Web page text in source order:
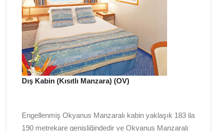
Dış Kabin (Kısıtlı Manzara) (OV)
Engellenmiş Okyanus Manzaralı kabin yaklaşık 183 ila
190 metrekare genişliğindedir ve Okyanus Manzaralı